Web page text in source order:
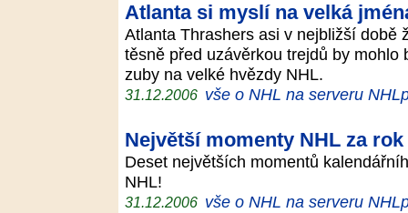
Atlanta si myslí na velká
Atlanta Thrashers asi v nejbližší době
těsně před uzávěrkou trejdů by
zuby na velké hvězdy NHL.
31.12.2006 vše o NHL na serveru
Největší momenty NHL za rok
Deset největších momentů
NHL!
31.12.2006 vše o NHL na serveru